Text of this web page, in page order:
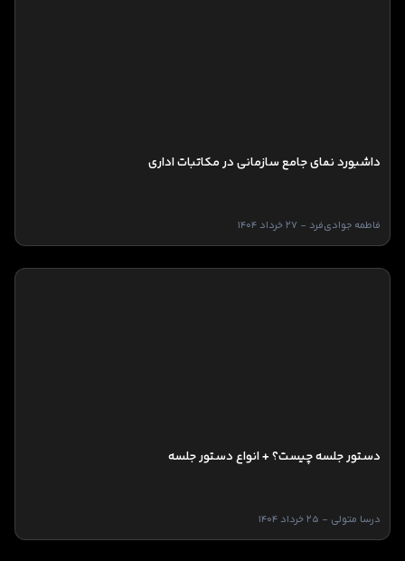
داشبورد نمای جامع سازمانی در مکاتبات اداری
فاطمه جوادی‌فرد - 27 خرداد 1404
دستور جلسه چیست؟ + انواع دستور جلسه
درسا متولی - 25 خرداد 1404